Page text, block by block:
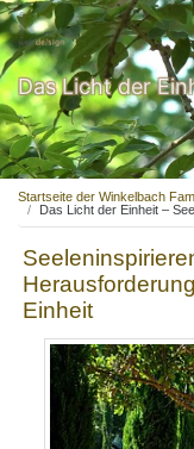
Das Licht der
Startseite der Winkelbach
Das Licht der Einheit –
Einheit